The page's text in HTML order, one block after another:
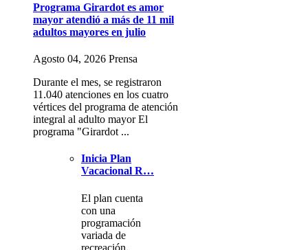
Programa Girardot es amor
mayor atendió a más de 11 mil
adultos mayores en julio
Agosto 04, 2026 Prensa
Durante el mes, se registraron
11.040 atenciones en los cuatro
vértices del programa de atención
integral al adulto mayor El
programa "Girardot ...
Inicia Plan
Vacacional R…
El plan cuenta
con una
programación
variada de
recreación,